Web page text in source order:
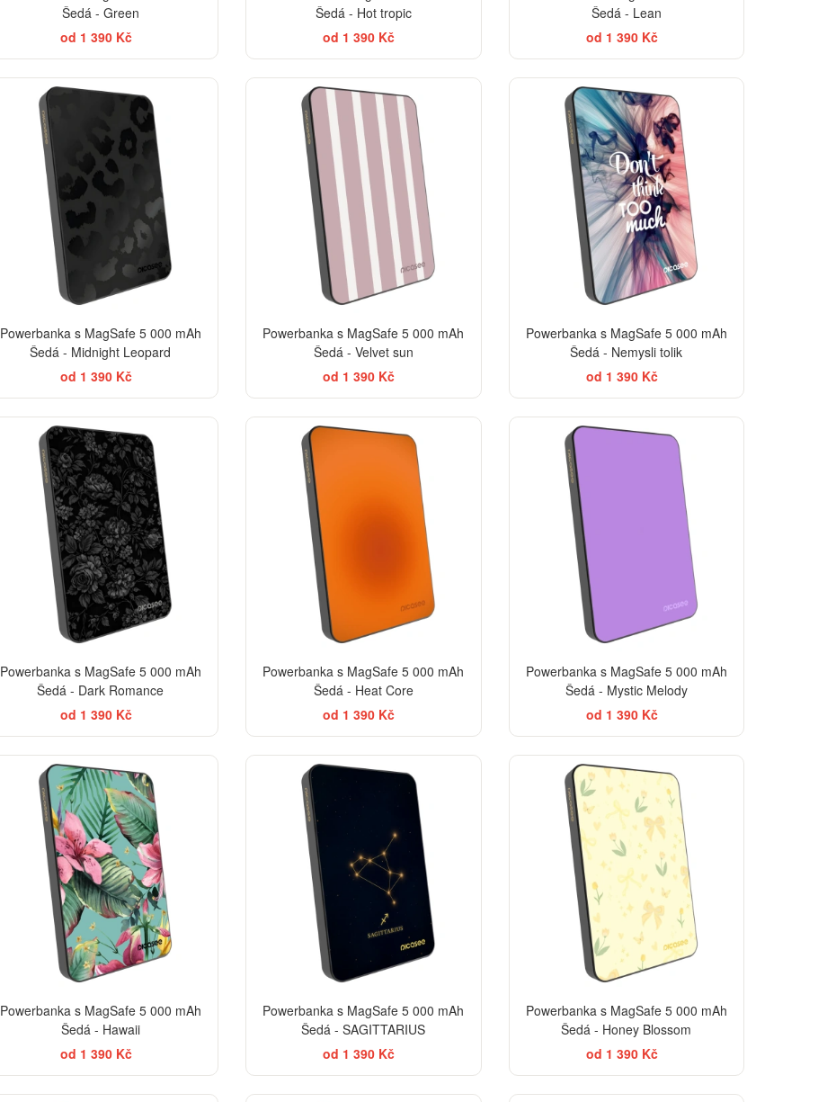
Šedá - Green
od 1 390 Kč
Šedá - Hot tropic
od 1 390 Kč
Šedá - Lean
od 1 390 Kč
Powerbanka s MagSafe 5 000 mAh
Šedá - Midnight Leopard
od 1 390 Kč
Powerbanka s MagSafe 5 000 mAh
Šedá - Velvet sun
od 1 390 Kč
Powerbanka s MagSafe 5 000 mAh
Šedá - Nemysli tolik
od 1 390 Kč
Powerbanka s MagSafe 5 000 mAh
Šedá - Dark Romance
od 1 390 Kč
Powerbanka s MagSafe 5 000 mAh
Šedá - Heat Core
od 1 390 Kč
Powerbanka s MagSafe 5 000 mAh
Šedá - Mystic Melody
od 1 390 Kč
Powerbanka s MagSafe 5 000 mAh
Šedá - Hawaii
od 1 390 Kč
Powerbanka s MagSafe 5 000 mAh
Šedá - SAGITTARIUS
od 1 390 Kč
Powerbanka s MagSafe 5 000 mAh
Šedá - Honey Blossom
od 1 390 Kč